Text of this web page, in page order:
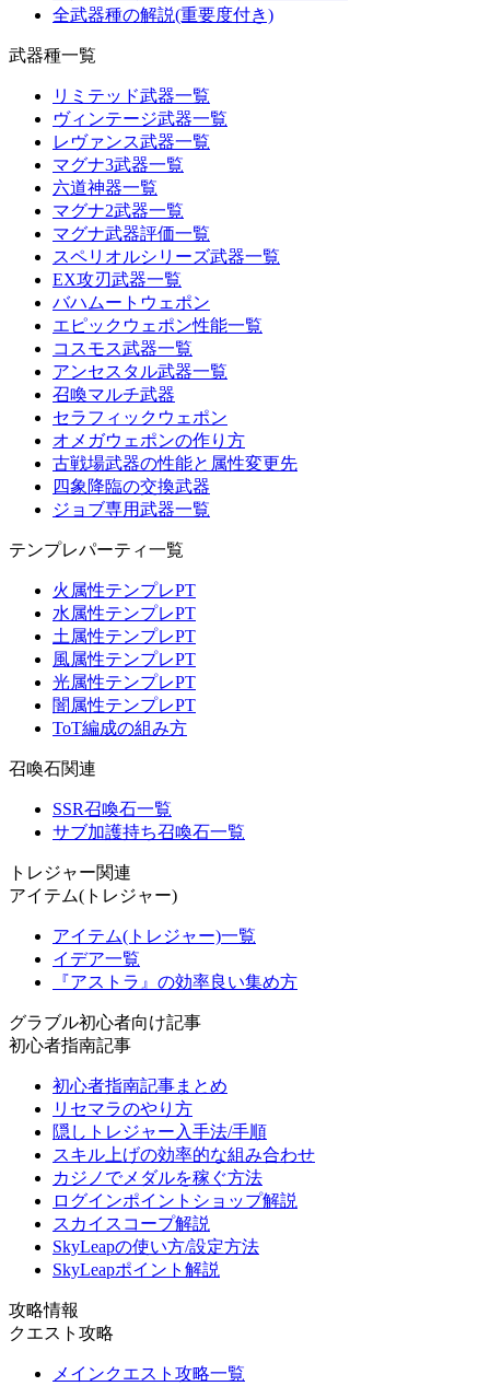
全武器種の解説(重要度付き)
武器種一覧
リミテッド武器一覧
ヴィンテージ武器一覧
レヴァンス武器一覧
マグナ3武器一覧
六道神器一覧
マグナ2武器一覧
マグナ武器評価一覧
スペリオルシリーズ武器一覧
EX攻刃武器一覧
バハムートウェポン
エピックウェポン性能一覧
コスモス武器一覧
アンセスタル武器一覧
召喚マルチ武器
セラフィックウェポン
オメガウェポンの作り方
古戦場武器の性能と属性変更先
四象降臨の交換武器
ジョブ専用武器一覧
テンプレパーティ一覧
火属性テンプレPT
水属性テンプレPT
土属性テンプレPT
風属性テンプレPT
光属性テンプレPT
闇属性テンプレPT
ToT編成の組み方
召喚石関連
SSR召喚石一覧
サブ加護持ち召喚石一覧
トレジャー関連
アイテム(トレジャー)
アイテム(トレジャー)一覧
イデア一覧
『アストラ』の効率良い集め方
グラブル初心者向け記事
初心者指南記事
初心者指南記事まとめ
リセマラのやり方
隠しトレジャー入手法/手順
スキル上げの効率的な組み合わせ
カジノでメダルを稼ぐ方法
ログインポイントショップ解説
スカイスコープ解説
SkyLeapの使い方/設定方法
SkyLeapポイント解説
攻略情報
クエスト攻略
メインクエスト攻略一覧